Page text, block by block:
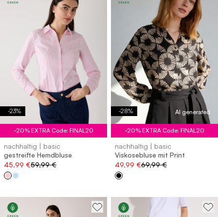
-23%
-20% EXTRA Code: FINAL20
nachhaltig | basic
gestreifte Hemdbluse
45,99 €59,99 €
-28% AI generated
-20% EXTRA Code: FINAL20
nachhaltig | basic
Viskosebluse mit Print
49,99 €69,99 €